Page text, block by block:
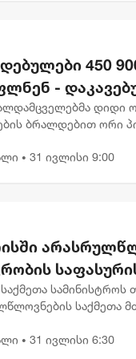
450
-
ბრალდებით ორი
წინააღმ...
• 31 ივლისი 9:00
მიაყენა
საქმეთა
საქმეთა
• 31 ივლისი 6:30